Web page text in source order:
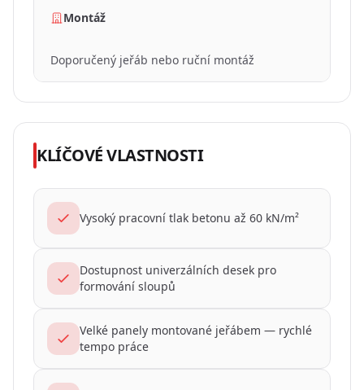
Montáž
Doporučený jeřáb nebo ruční montáž
KLÍČOVÉ VLASTNOSTI
Vysoký pracovní tlak betonu až 60 kN/m²
Dostupnost univerzálních desek pro
formování sloupů
Velké panely montované jeřábem — rychlé
tempo práce